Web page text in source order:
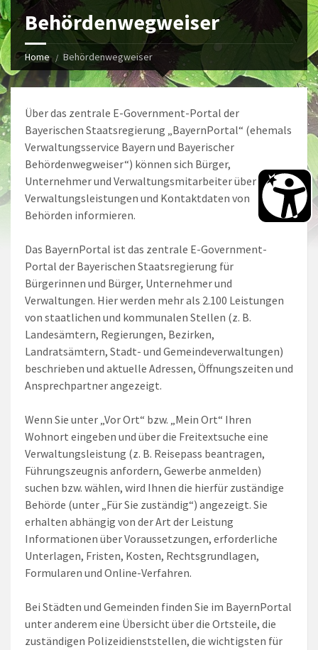
Behördenwegweiser
Home Behördenwegweiser
Über das zentrale E-Government-Portal der
Bayerischen Staatsregierung „BayernPortal“ (ehemals
Verwaltungsservice Bayern und Bayerischer
Behördenwegweiser“) können sich Bürger,
Unternehmer und Verwaltungsmitarbeiter über die
Verwaltungsleistungen und Kontaktdaten von
Behörden informieren.
Das BayernPortal ist das zentrale E-Government-
Portal der Bayerischen Staatsregierung für
Bürgerinnen und Bürger, Unternehmer und
Verwaltungen. Hier werden mehr als 2.100 Leistungen
von staatlichen und kommunalen Stellen (z. B.
Landesämtern, Regierungen, Bezirken,
Landratsämtern, Stadt- und Gemeindeverwaltungen)
beschrieben und aktuelle Adressen, Öffnungszeiten und
Ansprechpartner angezeigt.
Wenn Sie unter „Vor Ort“ bzw. „Mein Ort“ Ihren
Wohnort eingeben und über die Freitextsuche eine
Verwaltungsleistung (z. B. Reisepass beantragen,
Führungszeugnis anfordern, Gewerbe anmelden)
suchen bzw. wählen, wird Ihnen die hierfür zuständige
Behörde (unter „Für Sie zuständig“) angezeigt. Sie
erhalten abhängig von der Art der Leistung
Informationen über Voraussetzungen, erforderliche
Unterlagen, Fristen, Kosten, Rechtsgrundlagen,
Formularen und Online-Verfahren.
Bei Städten und Gemeinden finden Sie im BayernPortal
unter anderem eine Übersicht über die Ortsteile, die
zuständigen Polizeidienststellen, die wichtigsten für